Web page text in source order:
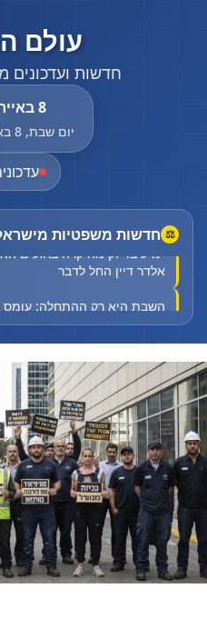
8 באייר 5784
יום שבת, 8 באוגוסט 2026
עולם
חדשות
⚖ חדשות משפטיות
אלדר דיין החל לדבר
השבת היא רק ההתחלה: עומס
צעיר כבן 18 נדקר בדימונה, מצבו קשה
"נדע בדיוק מה קרה ברגעים
אלדר דיין החל לדבר
השבת היא רק ההתחלה: עומס
רוכב אופנוע החליק סמוך
צעיר כבן 18 נדקר בדימונה, מצבו קשה